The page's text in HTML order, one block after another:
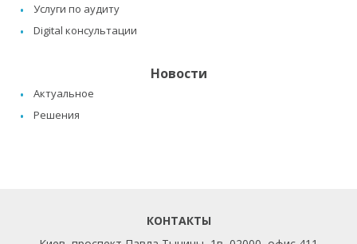
Услуги по аудиту
Digital консультации
Новости
Актуальное
Решения
КОНТАКТЫ